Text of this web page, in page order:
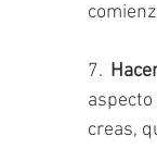
7.
creas,